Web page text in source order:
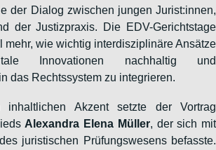
der Dialog zwischen jungen Jurist:innen,
der Justizpraxis. Die EDV-Gerichtstage
mehr, wie wichtig interdisziplinäre Ansätze
Innovationen nachhaltig und
das Rechtssystem zu integrieren.
inhaltlichen Akzent setzte der Vortrag
Alexandra Elena Müller, der sich mit
juristischen Prüfungswesens befasste.